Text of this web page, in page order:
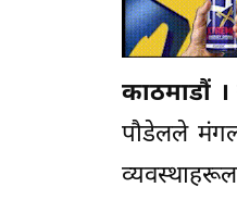
काठमाडौं ।
पौडेलले